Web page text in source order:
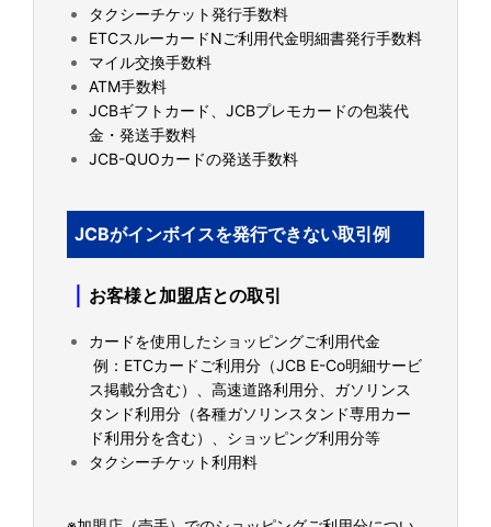
タクシーチケット発行手数料
ETCスルーカードNご利用代金明細書発行手数料
マイル交換手数料
ATM手数料
JCBギフトカード、JCBプレモカードの包装代
金・発送手数料
JCB-QUOカードの発送手数料
JCBがインボイスを発行できない取引例
｜ お客様と加盟店との取引
カードを使用したショッピングご利用代金
例：ETCカードご利用分（JCB E-Co明細サービ
ス掲載分含む）、高速道路利用分、ガソリンス
タンド利用分（各種ガソリンスタンド専用カー
ド利用分を含む）、ショッピング利用分等
タクシーチケット利用料